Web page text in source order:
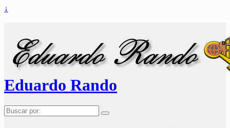
↓
Eduardo Rando
Buscar
por: